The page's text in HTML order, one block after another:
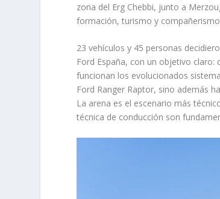
zona del Erg Chebbi, junto a
formación, turismo y
23 vehículos y 45 personas
Ford España, con un objetivo
funcionan los evolucionados
Ford Ranger Raptor, sino además
La arena es el escenario más
técnica de conducción son